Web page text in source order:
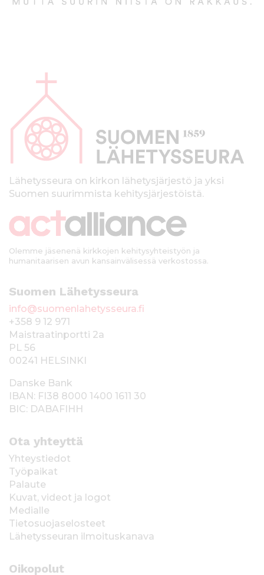
p
kLähetysseura on kirkon lähetysjärjestö ja yksi
Suomen suurimmista kehitysjärjestöistä.
Olemme jäsenenä kirkkojen kehitysyhteistyön ja
humanitaarisen avun kansainvälisessä verkostossa.
Suomen Lähetysseura
info@suomenlahetysseura.fi
+358 9 12 971
Maistraatinportti 2a
PL 56
00241 HELSINKI
Danske Bank
IBAN: FI38 8000 1400 1611 30
BIC: DABAFIHH
Ota yhteyttä
Yhteystiedot
Työpaikat
Palaute
Kuvat, videot ja logot
Medialle
Tietosuojaselosteet
Lähetysseuran ilmoituskanava
Oikopolut